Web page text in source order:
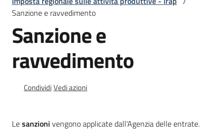
automobilistica
Tasse
concessione
Sanzione e ravvedimento
Sanzione e
ravvedimento
CondividiVedi azioni
Lesanzioni vengono applicate dall'Agenzia delle entrate.